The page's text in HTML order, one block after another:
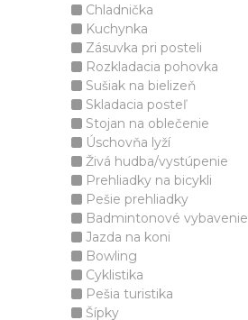
Chladnička
Kuchynka
Zásuvka pri posteli
Rozkladacia pohovka
Sušiak na bielizeň
Skladacia posteľ
Stojan na oblečenie
Úschovňa lyží
Živá hudba/vystúpenie
Prehliadky na bicykli
Pešie prehliadky
Badmintonové vybavenie
Jazda na koni
Bowling
Cyklistika
Pešia turistika
Šípky